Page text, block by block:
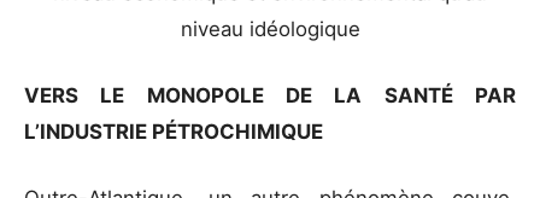
niveau idéologique
VERS LE MONOPOLE DE LA SANTÉ PAR
L’INDUSTRIE PÉTROCHIMIQUE